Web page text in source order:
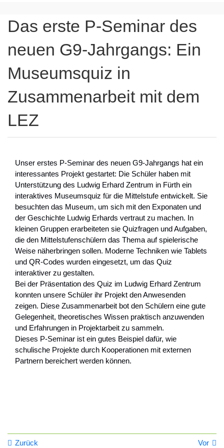
Das erste P-Seminar des
neuen G9-Jahrgangs: Ein
Museumsquiz in
Zusammenarbeit mit dem
LEZ
Unser erstes P-Seminar des neuen G9-Jahrgangs hat ein
interessantes Projekt gestartet: Die Schüler haben mit
Unterstützung des Ludwig Erhard Zentrum in Fürth ein
interaktives Museumsquiz für die Mittelstufe entwickelt. Sie
besuchten das Museum, um sich mit den Exponaten und
der Geschichte Ludwig Erhards vertraut zu machen. In
kleinen Gruppen erarbeiteten sie Quizfragen und Aufgaben,
die den Mittelstufenschülern das Thema auf spielerische
Weise näherbringen sollen. Moderne Techniken wie Tablets
und QR-Codes wurden eingesetzt, um das Quiz
interaktiver zu gestalten.
Bei der Präsentation des Quiz im Ludwig Erhard Zentrum
konnten unsere Schüler ihr Projekt den Anwesenden
zeigen. Diese Zusammenarbeit bot den Schülern eine gute
Gelegenheit, theoretisches Wissen praktisch anzuwenden
und Erfahrungen in Projektarbeit zu sammeln.
Dieses P-Seminar ist ein gutes Beispiel dafür, wie
schulische Projekte durch Kooperationen mit externen
Partnern bereichert werden können.
Zurück Vor